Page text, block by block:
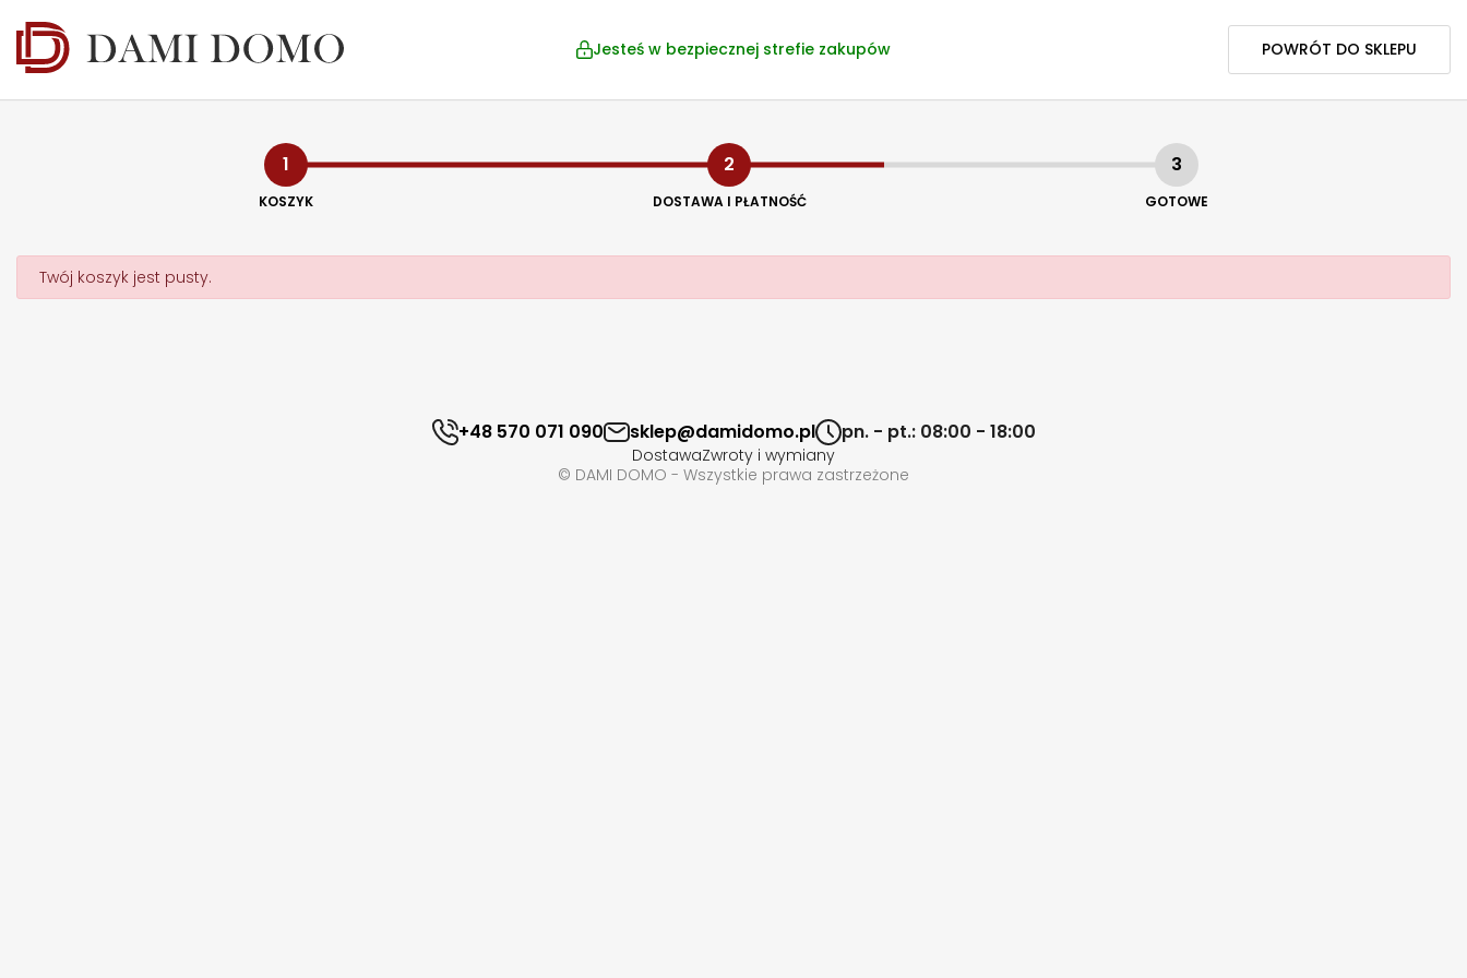
Jesteś w bezpiecznej strefie zakupów POWRÓT DO SKLEPU
1
KOSZYK
2
DOSTAWA I PŁATNOŚĆ
3
GOTOWE
Twój koszyk jest pusty.
+48 570 071 090 sklep@damidomo.pl pn. - pt.: 08:00 - 18:00
DostawaZwroty i wymiany
© DAMI DOMO - Wszystkie prawa zastrzeżone